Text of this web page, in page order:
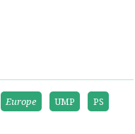
Europe UMP
PS